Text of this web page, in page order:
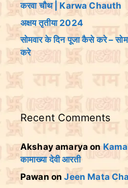
करवा चौथ | Karwa Chauth
अक्षय तृतीया 2024
सोमवार के दिन पूजा कैसे करे –
करे
Recent Comments
Akshay amarya on
कामाख्या देवी आरती
Pawan onJeen Mata